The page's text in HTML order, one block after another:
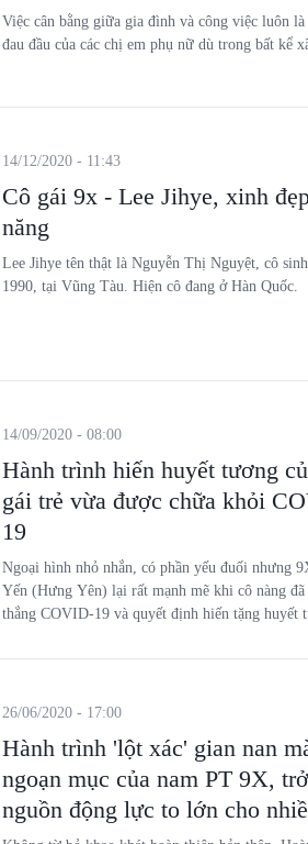
Việc cân bằng giữa gia đình và công việc luôn là
đau đầu của các chị em phụ nữ dù trong bất kể
Cô gái 9x - Lee Jihye, xinh
năng
14/12/2020 - 11:43
Lee Jihye tên thật là Nguyễn Thị Nguyệt, cô
1990, tại Vũng Tàu. Hiện cô đang ở Hàn Quốc.
Hành trình hiến huyết tương
gái trẻ vừa được chữa khỏi
19
14/09/2020 - 08:00
Ngoại hình nhỏ nhắn, có phần yếu đuối nhưng
Yến (Hưng Yên) lại rất mạnh mẽ khi cô nàng đã
thắng COVID-19 và quyết định hiến tặng huyết
Hành trình 'lột xác' gian nan
ngoạn mục của nam PT 9X,
nguồn động lực to lớn cho
26/06/2020 - 17:00